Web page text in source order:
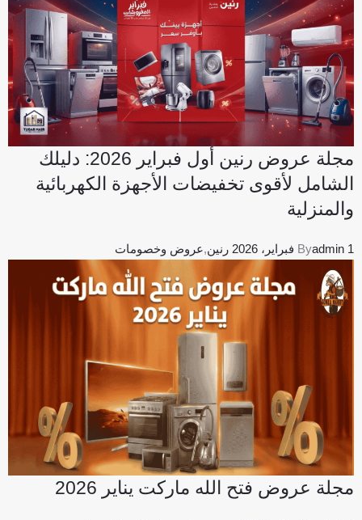
مجلة عروض رنين أول فبراير 2026: دليلك
الشامل لأقوى تخفيضات الأجهزة الكهربائية
والمنزلية
Byadmin 1 فبراير، 2026 رنين,عروض وخصومات
مجلة عروض فتح الله ماركت يناير 2026